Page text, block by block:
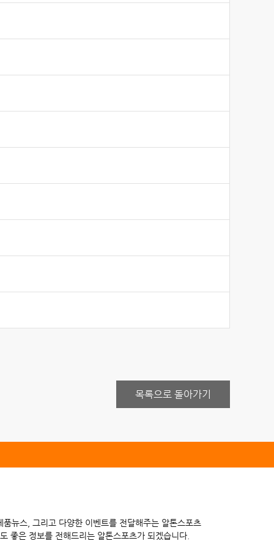
목록으로 돌아가기
뉴스, 그리고 다양한 이벤트를 전달해주는 알톤스포츠
좋은 정보를 전해드리는 알톤스포츠가 되겠습니다.